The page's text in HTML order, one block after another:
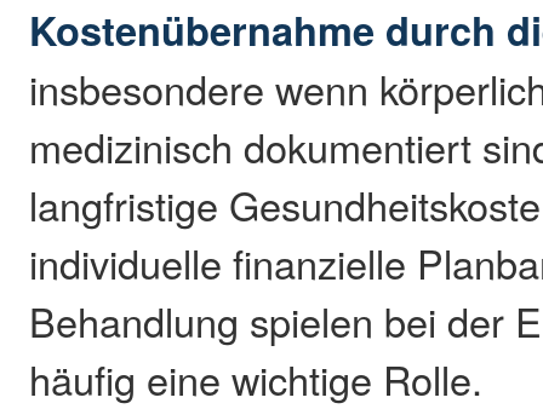
Kostenübernahme durch
insbesondere wenn
medizinisch dokumentiert
langfristige
individuelle finanzielle
Behandlung spielen bei der
häufig eine wichtige Rolle.